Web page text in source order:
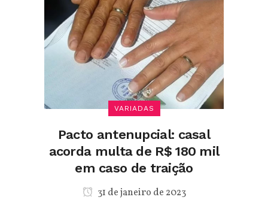
VARIADAS
Pacto antenupcial: casal
acorda multa de R$ 180 mil
em caso de traição
31 de janeiro de 2023